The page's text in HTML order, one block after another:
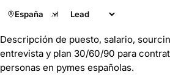
España
Descripción de puesto, salario,
entrevista y plan 30/60/90 para
personas en pymes españolas.